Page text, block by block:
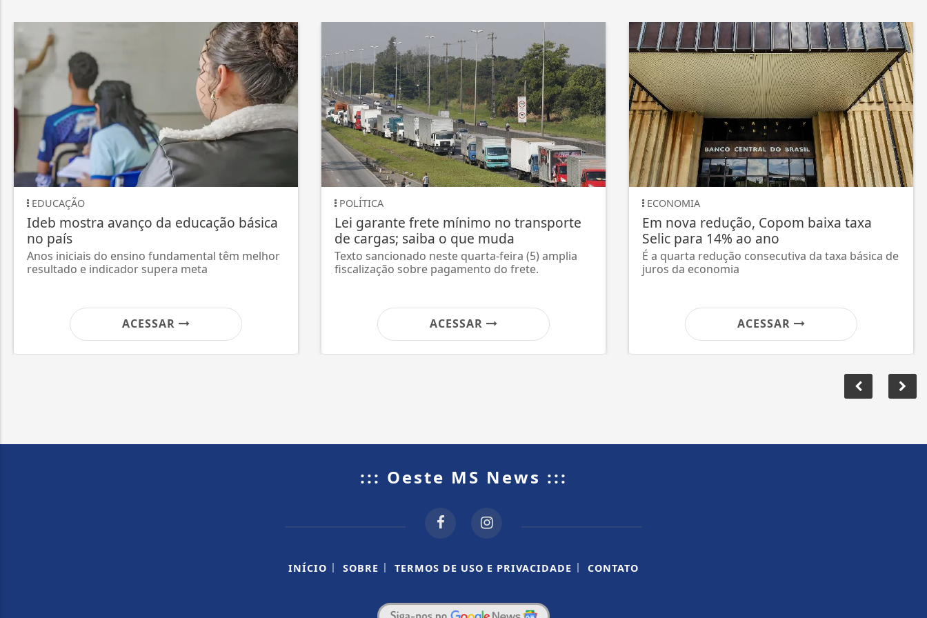
EDUCAÇÃO
Ideb mostra avanço da educação básica
no país
Anos iniciais do ensino fundamental têm melhor
resultado e indicador supera meta
ACESSAR
POLÍTICA
Lei garante frete mínimo no transporte
de cargas; saiba o que muda
Texto sancionado neste quarta-feira (5) amplia
fiscalização sobre pagamento do frete.
ACESSAR
ECONOMIA
Em nova redução, Copom baixa taxa
Selic para 14% ao ano
É a quarta redução consecutiva da taxa básica de
juros da economia
ACESSAR
::: Oeste MS News :::
INÍCIO | SOBRE | TERMOS DE USO E PRIVACIDADE | CONTATO